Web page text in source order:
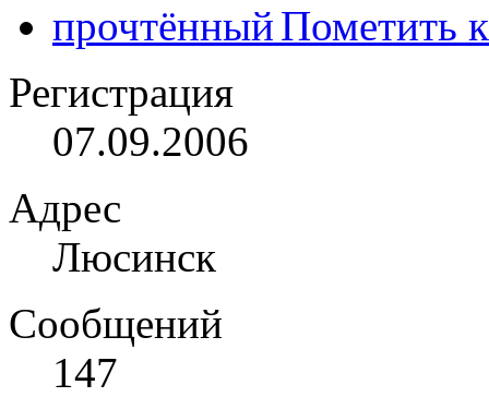
Пометить
Регистрация
07.09.2006
Адрес
Люсинск
Сообщений
147